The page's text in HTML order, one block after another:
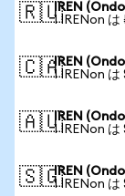
🇷🇺IREN
1 IRENon
🇨🇦IREN
1 IRENon
🇦🇺IREN
1 IRENon
🇸🇬IREN
1 IRENon